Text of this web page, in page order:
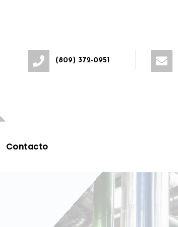
(809) 372-0951
Contacto